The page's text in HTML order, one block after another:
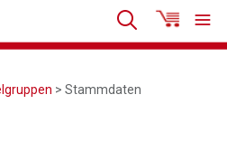
> Stammdaten